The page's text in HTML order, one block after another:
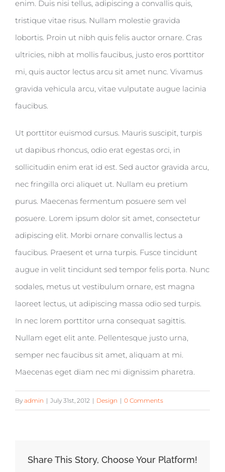
enim. Duis nisi tellus, adipiscing a convallis quis,
tristique vitae risus. Nullam molestie gravida
lobortis. Proin ut nibh quis felis auctor ornare. Cras
ultricies, nibh at mollis faucibus, justo eros porttitor
mi, quis auctor lectus arcu sit amet nunc. Vivamus
gravida vehicula arcu, vitae vulputate augue lacinia
faucibus.
Ut porttitor euismod cursus. Mauris suscipit, turpis
ut dapibus rhoncus, odio erat egestas orci, in
sollicitudin enim erat id est. Sed auctor gravida arcu,
nec fringilla orci aliquet ut. Nullam eu pretium
purus. Maecenas fermentum posuere sem vel
posuere. Lorem ipsum dolor sit amet, consectetur
adipiscing elit. Morbi ornare convallis lectus a
faucibus. Praesent et urna turpis. Fusce tincidunt
augue in velit tincidunt sed tempor felis porta. Nunc
sodales, metus ut vestibulum ornare, est magna
laoreet lectus, ut adipiscing massa odio sed turpis.
In nec lorem porttitor urna consequat sagittis.
Nullam eget elit ante. Pellentesque justo urna,
semper nec faucibus sit amet, aliquam at mi.
Maecenas eget diam nec mi dignissim pharetra.
By admin | July 31st, 2012 | Design | 0 Comments
Share This Story, Choose Your Platform!